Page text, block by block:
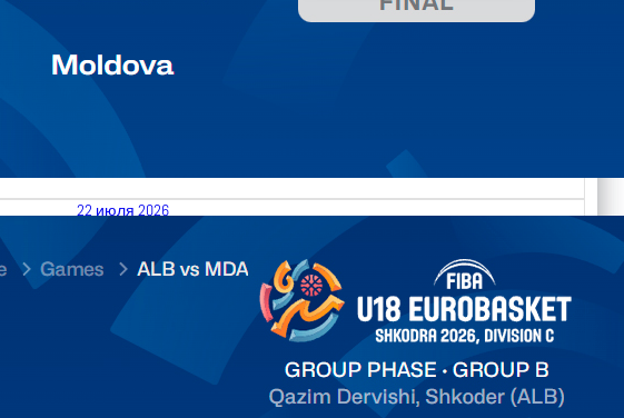
22 июля 2026
23.07.2026 Albania vs Moldova FIBA U18 EuroBasket 2026,
Division C
КалендарьТаблица Выберите Обзор Статистика Матч сыгран 0
Читать далее